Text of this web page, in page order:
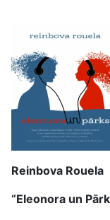
Reinbova Rouela
“Eleonora un